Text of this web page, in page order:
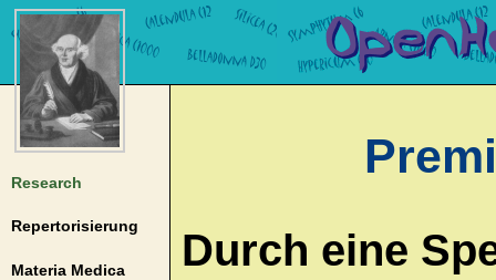
Research
Repertorisierung
Materia Medica
Durch eine